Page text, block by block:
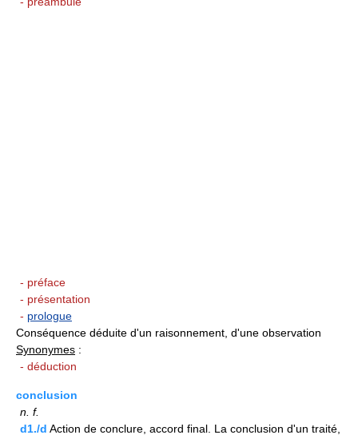
- préface
- présentation
- prologue
Conséquence déduite d'un raisonnement, d'une observation
Synonymes :
- déduction
conclusion
n. f.
d1./d Action de conclure, accord final. La conclusion d'un traité,